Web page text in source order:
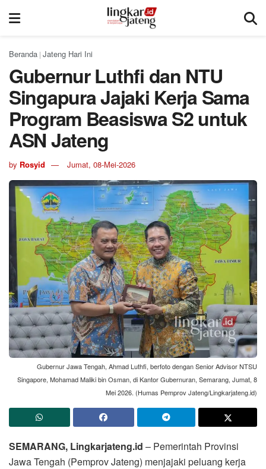
Beranda | Jateng Hari Ini
Gubernur Luthfi dan NTU
Singapura Jajaki Kerja Sama
Program Beasiswa S2 untuk
ASN Jateng
by Rosyid Jumat, 08-Mei-2026
Gubernur Jawa Tengah, Ahmad Luthfi, berfoto dengan Senior Advisor NTSU
Singapore, Mohamad Maliki bin Osman, di Kantor Gubernuran, Semarang, Jumat, 8
Mei 2026. (Humas Pemprov Jateng/Lingkarjateng.id)
SEMARANG, Lingkarjateng.id – Pemerintah Provinsi
Jawa Tengah (Pemprov Jateng) menjajaki peluang kerja